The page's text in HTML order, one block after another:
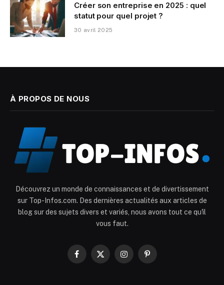
Créer son entreprise en 2025 : quel
statut pour quel projet ?
30 avril 2025
À PROPOS DE NOUS
Découvrez un monde de connaissances et de divertissement
sur Top-Infos.com. Des dernières actualités aux articles de
blog sur des sujets divers et variés, nous avons tout ce qu'il
vous faut.
Facebook
X
InstagramPinterest